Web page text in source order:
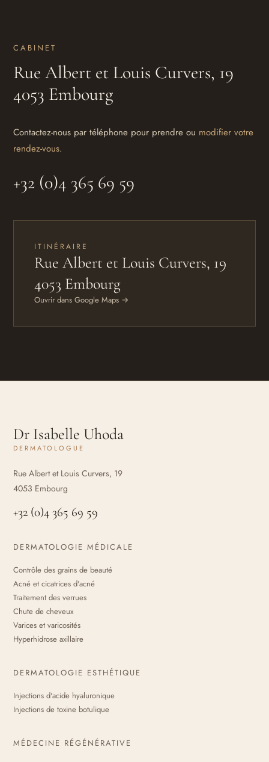
CABINET
Rue Albert et Louis Curvers, 19
4053 Embourg
Contactez-nous par téléphone pour prendre ou modifier votre
rendez-vous.
+32 (0)4 365 69 59
ITINÉRAIRE
Rue Albert et Louis Curvers, 19
4053 Embourg
Ouvrir dans Google Maps →
Dr Isabelle Uhoda
DERMATOLOGUE
Rue Albert et Louis Curvers, 19
4053 Embourg
+32 (0)4 365 69 59
DERMATOLOGIE MÉDICALE
Contrôle des grains de beauté
Acné et cicatrices d'acné
Traitement des verrues
Chute de cheveux
Varices et varicosités
Hyperhidrose axillaire
DERMATOLOGIE ESTHÉTIQUE
Injections d'acide hyaluronique
Injections de toxine botulique
MÉDECINE RÉGÉNÉRATIVE